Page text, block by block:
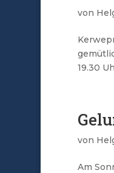
von
19.30
von
Am